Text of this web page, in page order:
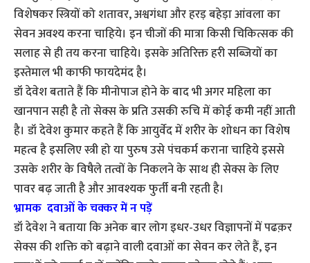
विशेषकर स्त्रियों को शतावर, अश्वगंधा और हरड़ बहेड़ा आंवला का
सेवन अवश्य करना चाहिये। इन चीजों की मात्रा किसी चिकित्सक की
सलाह से ही तय करना चाहिये। इसके अतिरिक्त हरी सब्जियों का
इस्तेमाल भी काफी फायदेमंद है।
डॉ देवेश बताते हैं कि मीनोपाज होने के बाद भी अगर महिला का
खानपान सही है तो सेक्स के प्रति उसकी रुचि में कोई कमी नहीं आती
है। डॉ देवेश कुमार कहते हैं कि आयुर्वेद में शरीर के शोधन का विशेष
महत्व है इसलिए स्त्री हो या पुरुष उसे पंचकर्म कराना चाहिये इससे
उसके शरीर के विषैले तत्वों के निकलने के साथ ही सेक्स के लिए
पावर बढ़ जाती है और आवश्यक फुर्ती बनी रहती है।
भ्रामक दवाओं के चक्कर में न पड़ें
डॉ देवेश ने बताया कि अनेक बार लोग इधर-उधर विज्ञापनों में पढक़र
सेक्स की शक्ति को बढ़ाने वाली दवाओं का सेवन कर लेते हैं, इन